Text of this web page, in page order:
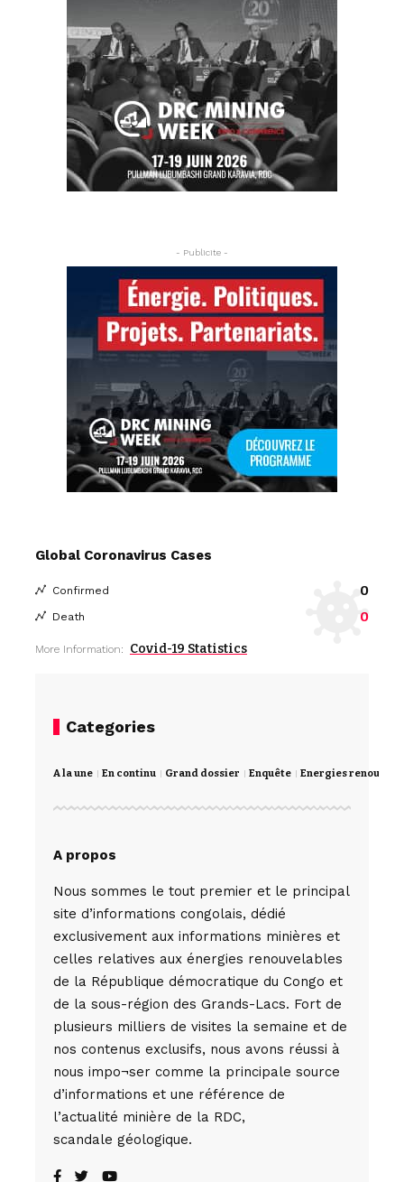
- Publicite -
Global Coronavirus Cases
Confirmed 0
Death 0
More Information: Covid-19 Statistics
Categories
A la une En continu Grand dossier Enquête Energies
A propos
Nous sommes le tout premier et le principal
site d’informations congolais, dédié
exclusivement aux informations minières et
celles relatives aux énergies renouvelables
de la République démocratique du Congo et
de la sous-région des Grands-Lacs. Fort de
plusieurs milliers de visites la semaine et de
nos contenus exclusifs, nous avons réussi à
nous impo¬ser comme la principale source
d’informations et une référence de
l’actualité minière de la RDC,
scandale géologique.